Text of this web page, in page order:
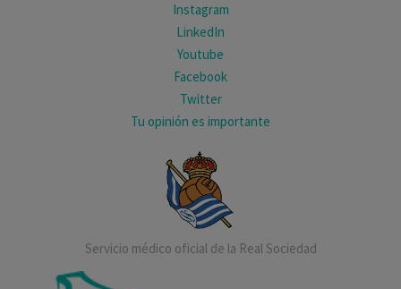
Instagram
LinkedIn
Youtube
Facebook
Twitter
Tu opinión es importante
Servicio médico oficial de la Real Sociedad